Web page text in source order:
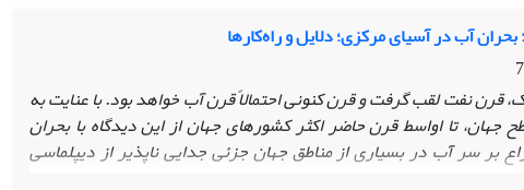
آب در آسیای مرکزی؛ دلایل و راه‌کارها
قرن نفت لقب گرفت و قرن کنونی احتمالاً قرن آب خواهد بود. با عنایت به
جهان،‌ تا اواسط قرن حاضر اکثر کشورهای جهان از این دیدگاه با بحران
بر سر آب در بسیاری از مناطق جهان جزئی جدایی ناپذیر از دیپلماسی
پیرامون ایران از اهمیت قابل توجهی برخوردار بوده است. این مقاله در